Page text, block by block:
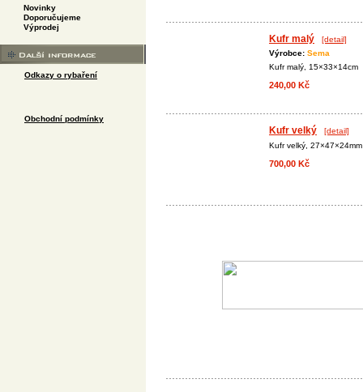
Novinky
Doporučujeme
Výprodej
Odkazy o rybaření
Obchodní podmínky
Kufr malý
[detail]
Výrobce: Sema
Kufr malý, 15×33×14cm
240,00 Kč
Kufr velký
[detail]
Kufr velký, 27×47×24mm
700,00 Kč